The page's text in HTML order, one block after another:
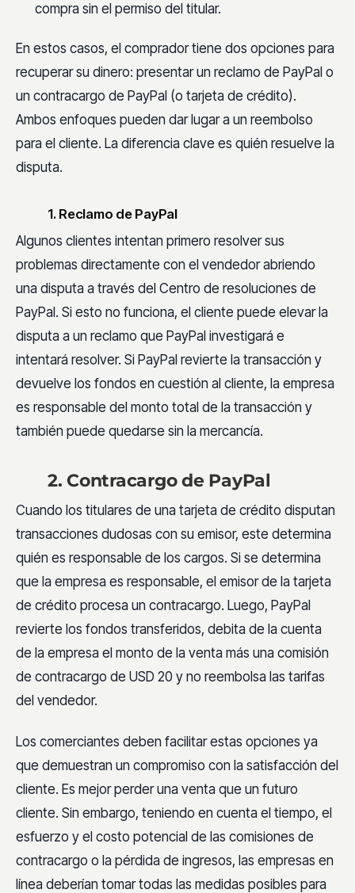
compra sin el permiso del titular.
En estos casos, el comprador tiene dos opciones para
recuperar su dinero: presentar un reclamo de PayPal o
un contracargo de PayPal (o tarjeta de crédito).
Ambos enfoques pueden dar lugar a un reembolso
para el cliente. La diferencia clave es quién resuelve la
disputa.
1. Reclamo de PayPal
Algunos clientes intentan primero resolver sus
problemas directamente con el vendedor abriendo
una disputa a través del Centro de resoluciones de
PayPal. Si esto no funciona, el cliente puede elevar la
disputa a un reclamo que PayPal investigará e
intentará resolver. Si PayPal revierte la transacción y
devuelve los fondos en cuestión al cliente, la empresa
es responsable del monto total de la transacción y
también puede quedarse sin la mercancía.
2. Contracargo de PayPal
Cuando los titulares de una tarjeta de crédito disputan
transacciones dudosas con su emisor, este determina
quién es responsable de los cargos. Si se determina
que la empresa es responsable, el emisor de la tarjeta
de crédito procesa un contracargo. Luego, PayPal
revierte los fondos transferidos, debita de la cuenta
de la empresa el monto de la venta más una comisión
de contracargo de USD 20 y no reembolsa las tarifas
del vendedor.
Los comerciantes deben facilitar estas opciones ya
que demuestran un compromiso con la satisfacción del
cliente. Es mejor perder una venta que un futuro
cliente. Sin embargo, teniendo en cuenta el tiempo, el
esfuerzo y el costo potencial de las comisiones de
contracargo o la pérdida de ingresos, las empresas en
línea deberían tomar todas las medidas posibles para